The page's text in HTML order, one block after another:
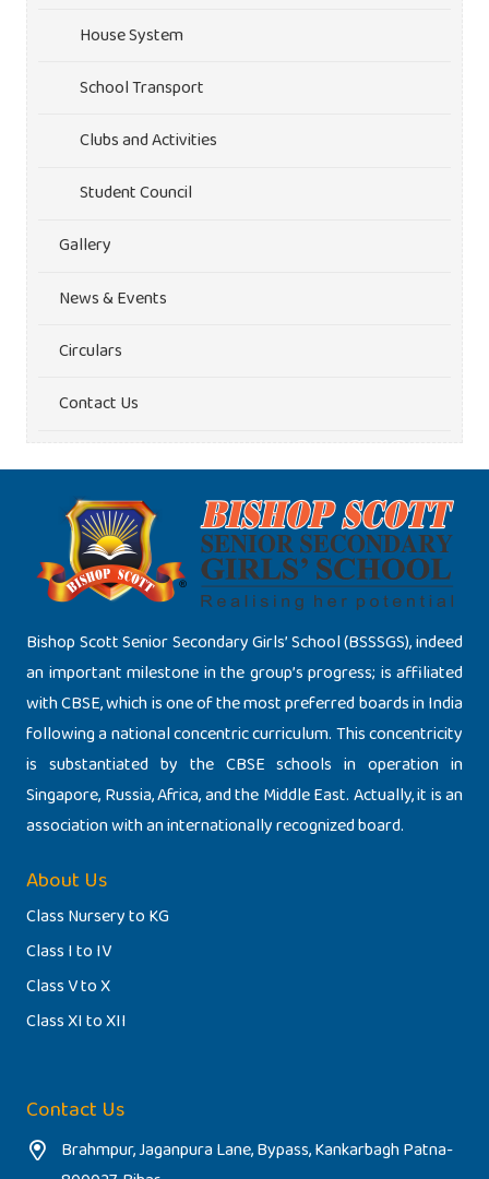
House System
School Transport
Clubs and Activities
Student Council
Gallery
News & Events
Circulars
Contact Us
Bishop Scott Senior Secondary Girls’ School (BSSSGS), indeed
an important milestone in the group’s progress; is affiliated
with CBSE, which is one of the most preferred boards in India
following a national concentric curriculum. This concentricity
is substantiated by the CBSE schools in operation in
Singapore, Russia, Africa, and the Middle East. Actually, it is an
association with an internationally recognized board.
About Us
Class Nursery to KG
Class I to IV
Class V to X
Class XI to XII
Contact Us
Brahmpur, Jaganpura Lane, Bypass, Kankarbagh Patna-